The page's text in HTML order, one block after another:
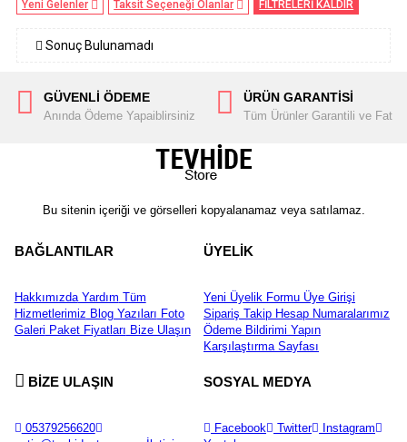
Yeni Gelenler Taksit Seçeneği Olanlar FİLTRELERİ KALDIR
Sonuç Bulunamadı
GÜVENLİ ÖDEME
Anında Ödeme Yapaiblirsiniz
ÜRÜN GARANTİSİ
Tüm Ürünler Garantili ve
Bu sitenin içeriği ve görselleri kopyalanamaz veya satılamaz.
BAĞLANTILAR
HakkımızdaYardım Tüm
Hizmetlerimiz Blog Yazıları Foto
Galeri Paket Fiyatları Bize Ulaşın
ÜYELİK
Yeni Üyelik Formu Üye Girişi
Sipariş Takip Hesap Numaralarımız
Ödeme Bildirimi Yapın
Karşılaştırma Sayfası
BİZE ULAŞIN
05379256620
SOSYAL MEDYA
Facebook Twitter
Instagram